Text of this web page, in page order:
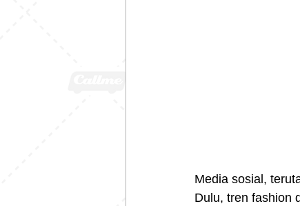
Media sosial,
Dulu, tren fashion